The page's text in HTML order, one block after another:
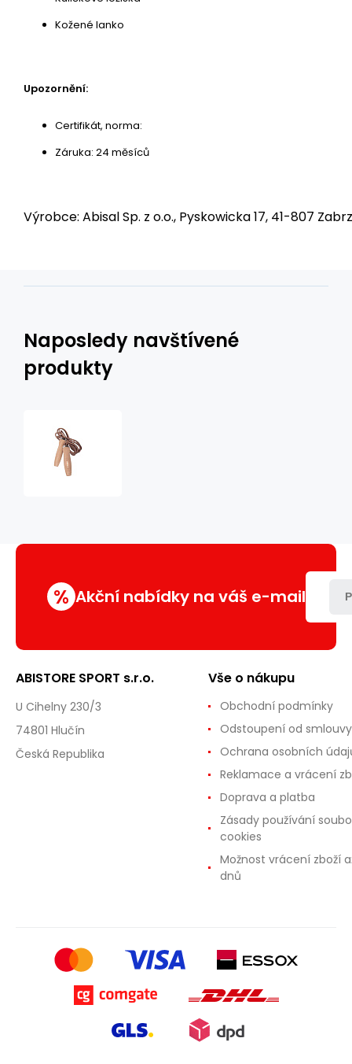
Kožené lanko
Upozornění:
Certifikát, norma:
Záruka: 24 měsíců
Výrobce: Abisal Sp. z o.o., Pyskowicka 17, 41-807
Naposledy navštívené
produkty
% Akční nabídky na váš e-mail
ABISTORE SPORT s.r.o.
U Cihelny 230/3
74801 Hlučín
Česká Republika
Vše o nákupu
Obchodní podmínky
Odstoupení od smlouvy
Ochrana osobních
Reklamace a vrácení
Doprava a platba
Zásady používání
cookies
Možnost vrácení zboží
dnů